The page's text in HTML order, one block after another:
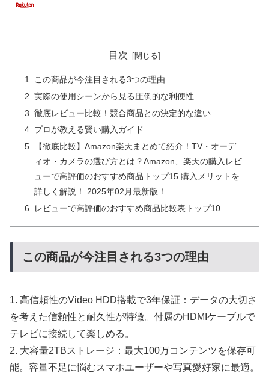
目次
この商品が今注目される3つの理由
実際の使用シーンから見る圧倒的な利便性
徹底レビュー比較！競合商品との決定的な違い
プロが教える賢い購入ガイド
【徹底比較】Amazon楽天まとめて紹介！TV・オーデ
ィオ・カメラの選び方とは？Amazon、楽天の購入レビ
ューで高評価のおすすめ商品トップ15 購入メリットを
詳しく解説！ 2025年02月最新版！
レビューで高評価のおすすめ商品比較表トップ10
この商品が今注目される3つの理由
1. 高信頼性のVideo HDD搭載で3年保証：データの大切さ
を考えた信頼性と耐久性が特徴。付属のHDMIケーブルで
テレビに接続して楽しめる。
2. 大容量2TBストレージ：最大100万コンテンツを保存可
能。容量不足に悩むスマホユーザーや写真愛好家に最適。